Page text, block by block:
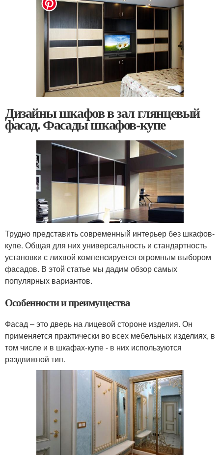
Дизайны шкафов в зал глянцевый
фасад. Фасады шкафов-купе
Трудно представить современный интерьер без шкафов-
купе. Общая для них универсальность и стандартность
установки с лихвой компенсируется огромным выбором
фасадов. В этой статье мы дадим обзор самых
популярных вариантов.
Особенности и преимущества
Фасад – это дверь на лицевой стороне изделия. Он
применяется практически во всех мебельных изделиях, в
том числе и в шкафах-купе - в них используются
раздвижной тип.